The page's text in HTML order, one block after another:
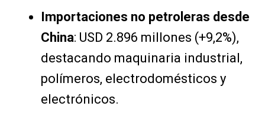
Importaciones no petroleras desde
China: USD 2.896 millones (+9,2%),
destacando maquinaria industrial,
polímeros, electrodomésticos y
electrónicos.